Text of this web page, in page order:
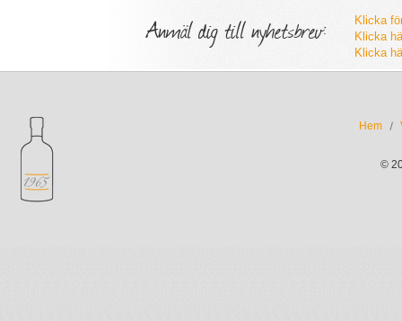
Anmäl dig till nyhetsbrev:
Klicka
Klicka
Klicka
Hem
©